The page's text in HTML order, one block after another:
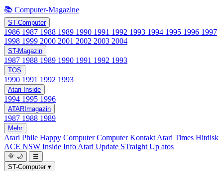
📚 Computer-Magazine
ST-Computer
1986 1987 1988 1989 1990 1991 1992 1993 1994 1995 1996 1997
1998 1999 2000 2001 2002 2003 2004
ST-Magazin
1987 1988 1989 1990 1991 1992 1993
TOS
1990 1991 1992 1993
Atari Inside
1994 1995 1996
ATARImagazin
1987 1988 1989
Mehr
Atari Phile Happy ComputerComputer Kontakt Atari Times Hitdisk
ACE NSW Inside Info Atari Update STraight Up atos
🌞 🌙
☰
ST-Computer ▾